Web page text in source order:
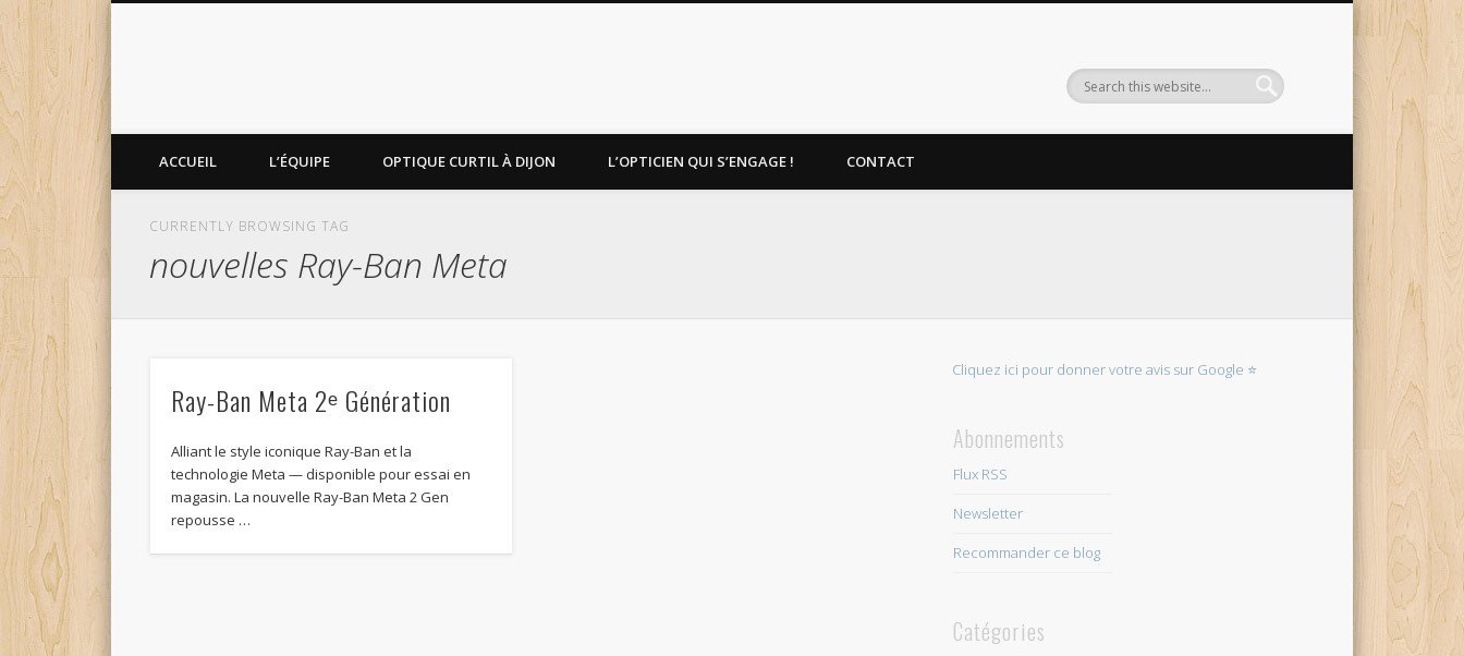
ACCUEIL L’ÉQUIPE OPTIQUE CURTIL À DIJON L’OPTICIEN QUI S’ENGAGE ! CONTACT
CURRENTLY BROWSING TAG
nouvelles Ray-Ban Meta
Ray-Ban Meta 2ᵉ Génération
Alliant le style iconique Ray-Ban et la
technologie Meta — disponible pour essai en
magasin. La nouvelle Ray-Ban Meta 2 Gen
repousse …
Cliquez ici pour donner votre avis sur Google ⭐
Abonnements
Flux RSS
Newsletter
Recommander ce blog
Catégories